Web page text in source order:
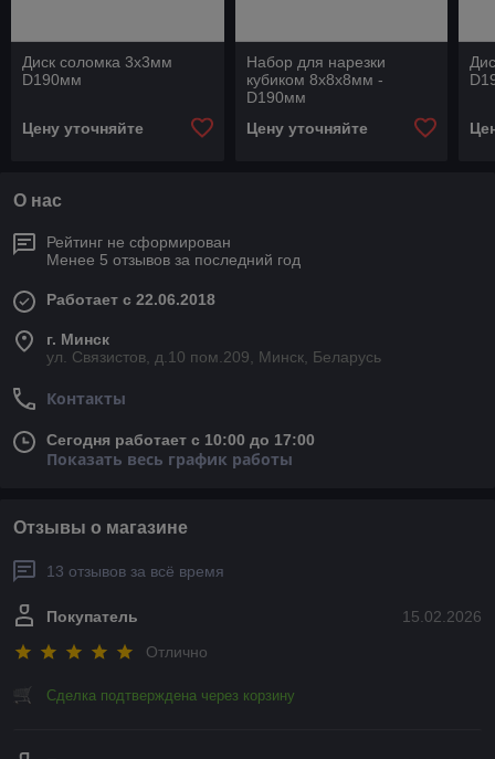
Диск соломка 3х3мм
D190мм
Цену уточняйте
Набор для нарезки
кубиком 8х8х8мм -
D190мм
Цену уточняйте
О нас
Рейтинг не сформирован
Менее 5 отзывов за последний год
Работает с 22.06.2018
г. Минск
ул. Связистов, д.10 пом.209, Минск, Беларусь
Контакты
Сегодня работает с 10:00 до 17:00
Показать весь график работы
Отзывы о магазине
13 отзывов за всё время
15.02.2026
Покупатель
Отлично
Сделка подтверждена через корзину